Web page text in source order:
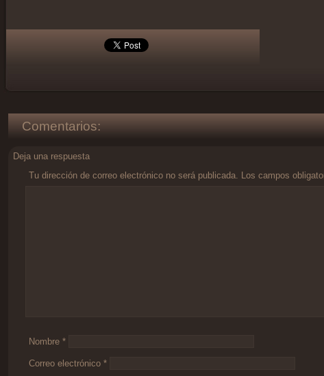
Comentarios:
Deja una respuesta
Tu dirección de correo electrónico no será publicada. Los campos
Nombre *
Correo electrónico *